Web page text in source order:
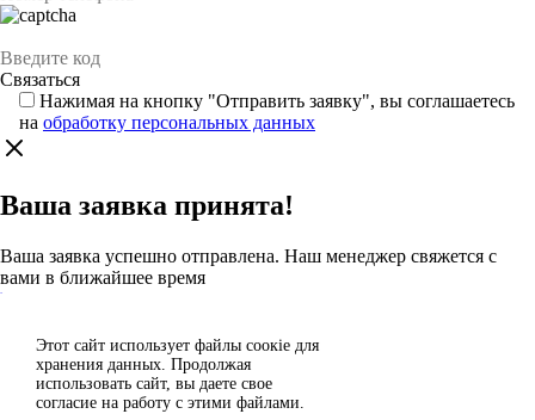
Нажимая на кнопку "Отправить заявку", вы соглашаетесь
на обработку персональных данных
Ваша заявка принята!
Ваша заявка успешно отправлена. Наш менеджер свяжется с
вами в ближайшее время
Каталог
Спасибо за отзыв!
Этот сайт использует файлы сoокіе для
хранения данных. Продолжая
использовать сайт, вы даете свое
согласие на работу с этими файлами.